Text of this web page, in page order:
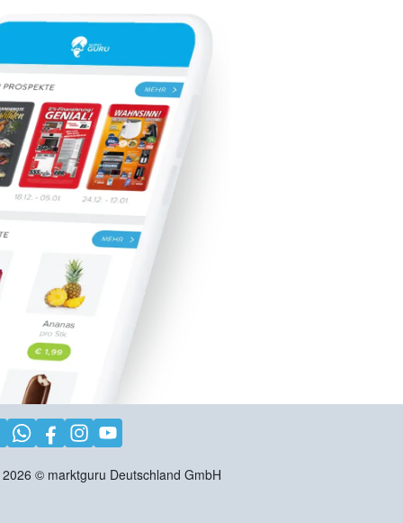
2026 © marktguru Deutschland GmbH